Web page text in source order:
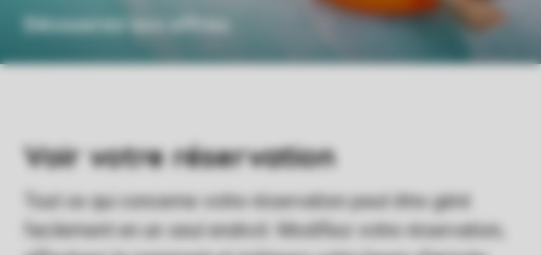
Découvrez nos offres